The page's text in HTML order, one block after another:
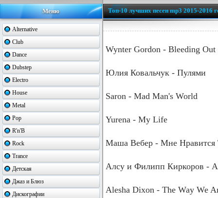
Меню
Alternative
Club
Dance
Dubstep
Electro
House
Metal
Pop
R'n'B
Rock
Trance
Детская
Джаз и Блюз
Дискографии
Топ-10 лучших песен mp3 2015-2016
Wynter Gordon - Bleeding Out
Юлия Ковальчук - Пулями
Saron - Mad Man's World
Yurena - My Life
Маша Вебер - Мне Нравится
Алсу и Филипп Киркоров -
Alesha Dixon - The Way We